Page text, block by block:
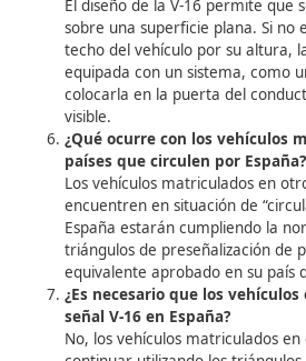
conectada y será el único
España.
¿Desde cuándo es
en España?
La obligatoriedad de llevar
comenzará el 1 de enero
¿Qué vehículos están
conectada en España?
Turismos, vehículos
destinados al transporte
a llevar este dispositivo
¿Dónde debe llevarse la
El dispositivo debe
en un lugar fácilmente